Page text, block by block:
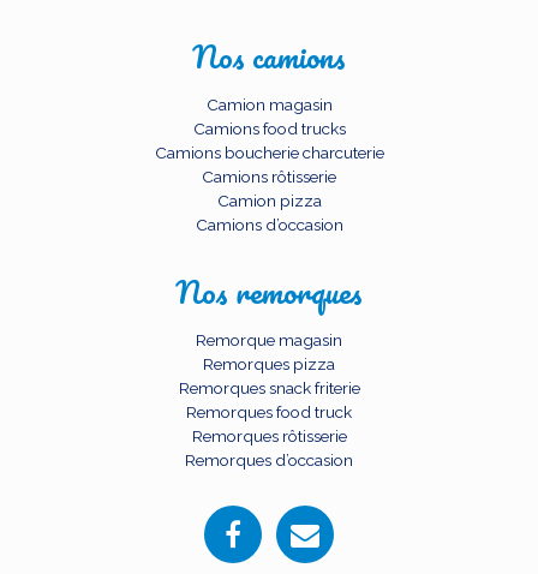
Nos camions
Camion magasin
Camions food trucks
Camions boucherie charcuterie
Camions rôtisserie
Camion pizza
Camions d’occasion
Nos remorques
Remorque magasin
Remorques pizza
Remorques snack friterie
Remorques food truck
Remorques rôtisserie
Remorques d’occasion